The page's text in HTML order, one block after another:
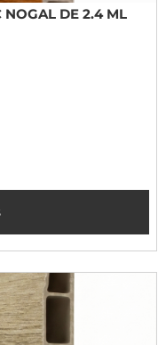
NOGAL DE 2.4 ML